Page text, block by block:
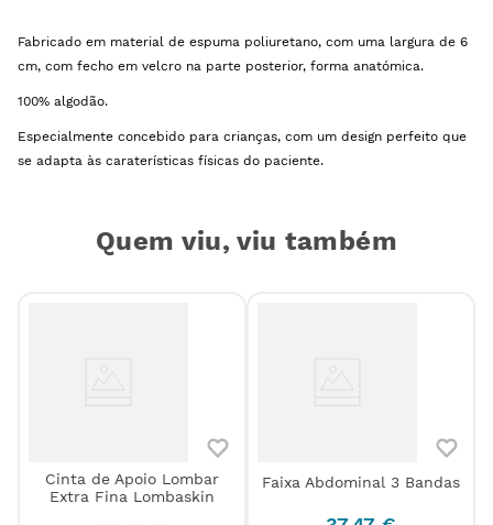
Fabricado em material de espuma poliuretano, com uma largura de 6
cm, com fecho em velcro na parte posterior, forma anatómica.
100% algodão.
Especialmente concebido para crianças, com um design perfeito que
se adapta às caraterísticas físicas do paciente.
Quem viu, viu também
Cinta de Apoio Lombar
Extra Fina Lombaskin
Faixa Abdominal 3 Bandas